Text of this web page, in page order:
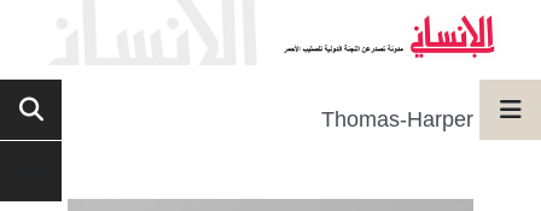
Thomas-Harper